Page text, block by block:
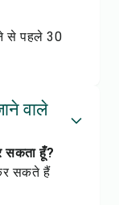
से पहले 30
वाले
सकता हूँ?
सकते हैं